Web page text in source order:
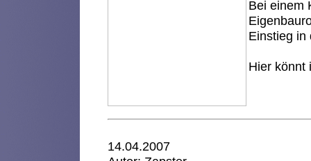
Bei einem
Einstieg in
Hier
14.04.2007